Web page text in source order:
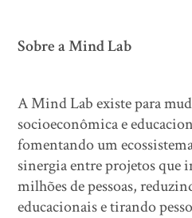
Sobre a Mind Lab
A Mind Lab existe para
socioeconômica e
fomentando um
sinergia entre projetos que
milhões de pessoas,
educacionais e tirando